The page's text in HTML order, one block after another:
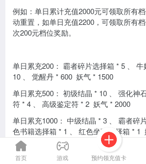
首页 游戏 预约领充值卡
例如：单日累计充值2000元可领取所有
动重置，如单日充值2200，可领取所有
次200元档位奖励。
单日累充200： 霸者碎片选择箱 * 5 、 牛
10 、 觉醒丹 * 600 妖气 * 1500
单日累充500： 初级结晶 * 10 、 强化神
符 * 4 、 高级鉴定符 * 2 妖气 * 2000
单日累充1000： 中级结晶 * 3 、 霸者碎
色书籍选择箱 * 1 、 红色坐骑选择箱 * 1
单日累充1500： 高级结晶 * 1 、 霸者碎
级升星石 * 500 、 低级升星石 * 5000 妖